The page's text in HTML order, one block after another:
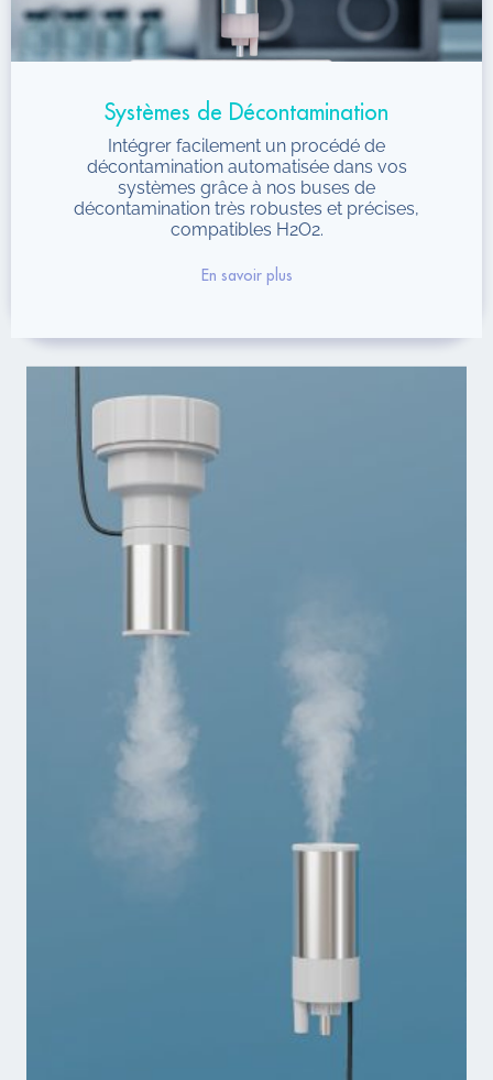
Systèmes de Décontamination
Intégrer facilement un procédé de
décontamination automatisée dans vos
systèmes grâce à nos buses de
décontamination très robustes et précises,
compatibles H2O2.
En savoir plus